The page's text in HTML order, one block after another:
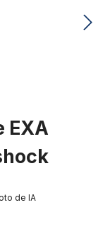
EXA
de IA